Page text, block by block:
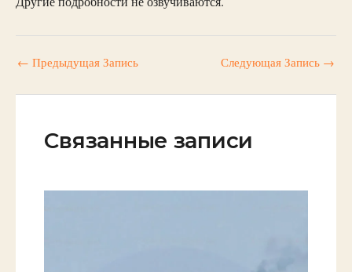
← Предыдущая Запись Следующая Запись →
Связанные записи